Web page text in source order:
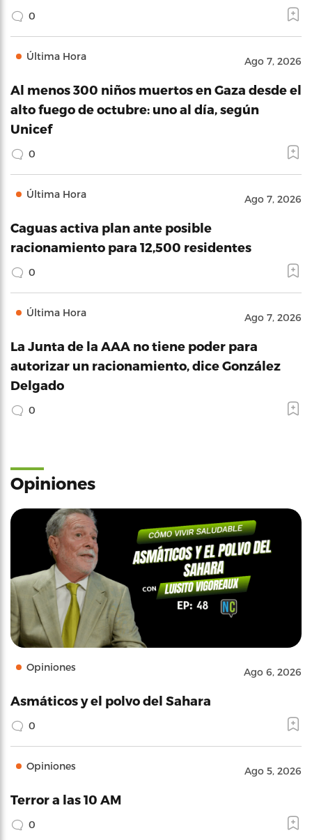
0
Última Hora Ago 7, 2026
Al menos 300 niños muertos en Gaza desde el
alto fuego de octubre: uno al día, según
Unicef
0
Última Hora Ago 7, 2026
Caguas activa plan ante posible
racionamiento para 12,500 residentes
0
Última Hora Ago 7, 2026
La Junta de la AAA no tiene poder para
autorizar un racionamiento, dice González
Delgado
0
Opiniones
Opiniones Ago 6, 2026
Asmáticos y el polvo del Sahara
0
Opiniones Ago 5, 2026
Terror a las 10 AM
0